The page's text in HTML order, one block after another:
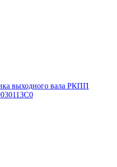
выходного вала РКПП